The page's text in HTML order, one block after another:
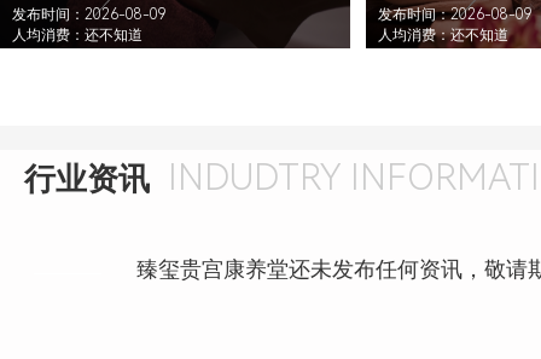
发布时间：2026-08-09
人均消费：还不知道
发布时间：2026-08-09
人均消费：还不知道
行业资讯 INDUDTRY
臻玺贵宫康养堂还未发布任何资讯，敬请